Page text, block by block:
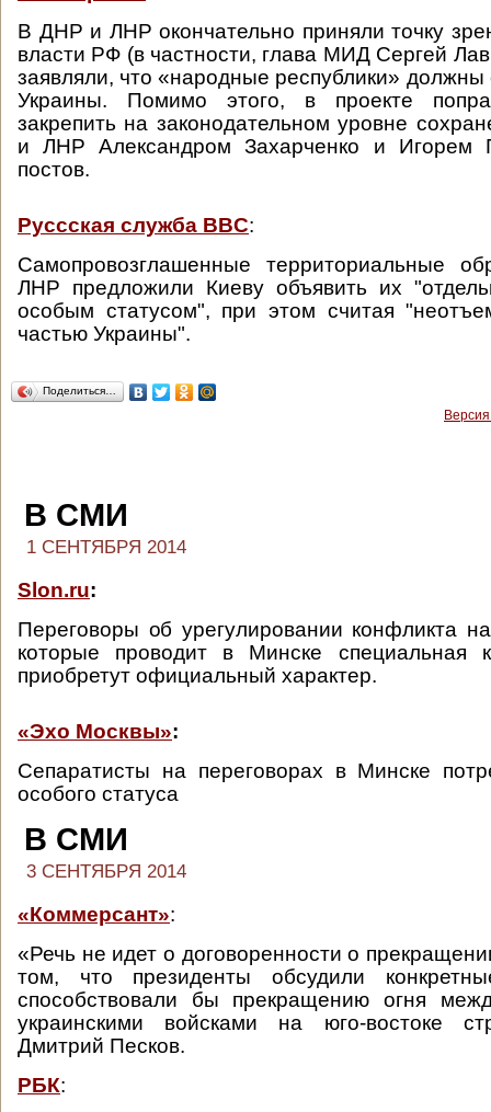
В ДНР и ЛНР окончательно приняли точку
власти РФ (в частности, глава МИД Сергей
заявляли, что «народные республики» должны
Украины. Помимо этого, в проекте
закрепить на законодательном уровне
и ЛНР Александром Захарченко и Игорем
постов.
Руссская служба BBC:
Самопровозглашенные территориальные
ЛНР предложили Киеву объявить их
особым статусом", при этом считая
частью Украины".
Поделиться…
В СМИ
1 СЕНТЯБРЯ 2014
Slon.ru:
Переговоры об урегулировании конфликта
которые проводит в Минске специальная
приобретут официальный характер.
«Эхо Москвы»:
Сепаратисты на переговорах в Минске
особого статуса
В СМИ
3 СЕНТЯБРЯ 2014
«Коммерсант»:
«Речь не идет о договоренности о
том, что президенты обсудили
способствовали бы прекращению огня
украинскими войсками на юго-востоке
Дмитрий Песков.
РБК: